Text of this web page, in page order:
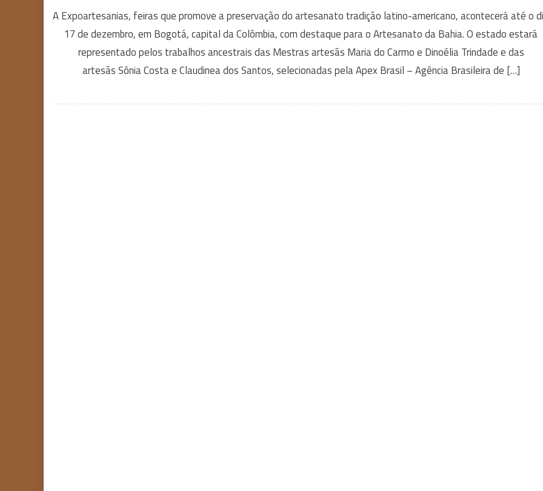
A Expoartesanias, feiras que promove a preservação do artesanato tradição latino-americano, acontecerá até o
17 de dezembro, em Bogotá, capital da Colômbia, com destaque para o Artesanato da Bahia. O estado estará
representado pelos trabalhos ancestrais das Mestras artesãs Maria do Carmo e Dinoélia Trindade e das
artesãs Sônia Costa e Claudinea dos Santos, selecionadas pela Apex Brasil – Agência Brasileira de […]